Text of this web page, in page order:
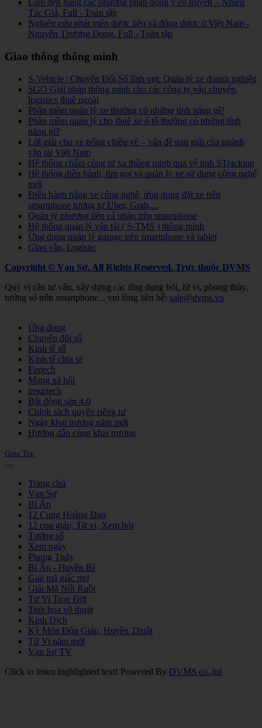
Tác Giả, Full - Toàn tập
Nghiên cứu phát triển dược liệu và đông dược ở Việt Nam -
Nguyễn Thượng Dong, Full - Toàn tập
Giao thông thông minh
S-Vehicle | Chuyển Đổi Số lĩnh vực Quản lý xe doanh nghiệp
SGO Giải pháp thông minh cho các công ty vận chuyển,
logistics thuê ngoài
Phần mềm quản lý xe thường có những tính năng gì?
Phần mềm quản lý cho thuê xe ô tô thường có những tính
năng gì?
Lời giải cho xe trống chiều về – vấn đề nan giải của ngành
vận tải Việt Nam
Hệ thống chấm công từ xa thông minh qua vệ tinh STracking
Hệ thống điều hành, tìm gọi và quản lý xe sử dụng công nghệ
mới
Điều hành hãng xe công nghệ, ứng dụng đặt xe trên
smartphone tương tự Uber, Grab,...
Quản lý phương tiện cá nhân trên smartphone
Hệ thống quản lý vận tải ( S-TMS ) thông minh
Ứng dụng quản lý garage trên smartphone và tablet
Giao vận, Logistic
Copyright © Vạn Sự. All Rights Reserved. Trực thuộc DVMS
Quý vị cần tư vấn, xây dựng các ứng dụng bói, tử vi, phong thủy,
tướng số trên smartphone... vui lòng liên hệ: sale@dvms.vn
Ứng dụng
Chuyển đổi số
Kinh tế số
Kinh tế chia sẻ
Fintech
Mạng xã hội
insurtech
Bất động sản 4.0
Chính sách quyền riêng tư
Ngày khai trương năm mới
Hướng dẫn cúng khai trương
Goto Top
Trang chủ
Vạn Sự
Bí Ẩn
12 Cung Hoàng Đạo
12 con giáp, Tử vi, Xem bói
Tướng số
Xem ngày
Phong Thủy
Bí Ẩn - Huyền Bí
Giải mã giấc mơ
Giải Mã Nốt Ruồi
Tử Vi Trọn Đời
Tinh hoa võ thuật
Kinh Dịch
Kỳ Môn Độn Giáp, Huyền Thuật
Tử Vi năm mới
Vạn Sự TV
Click to listen highlighted text! Powered By DVMS co.,ltd